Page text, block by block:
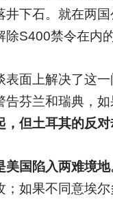
井下石。就在两
S400禁令在内
表面上解决了这
芬兰和瑞典，
但土耳其的反
国陷入两难境地
；如果不同意埃